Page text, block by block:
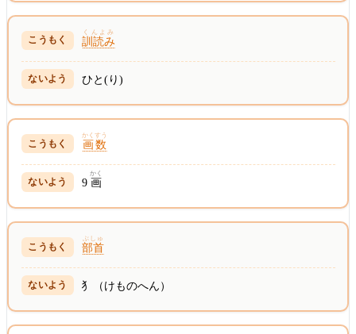
訓読み
くんよみ
ひと(り)
画数
かくすう
9 画
かく
部首
ぶしゅ
犭（けものへん）